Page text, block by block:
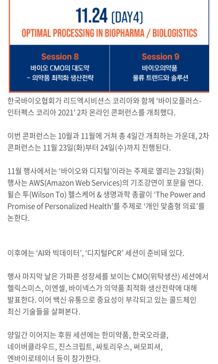
한국바이오협회가 리드엑시비션스 코리아와 함께 ‘바이오플러스-
인터펙스 코리아 2021’ 2차 온라인 콘퍼런스를 개최했다.
이번 콘퍼런스는 10월과 11월에 거쳐 총 4일간 개최하는 가운데, 2차
콘퍼런스는 11월 23일(화)부터 24일(수)까지 진행된다.
11월 행사에서는 ‘바이오와 디지털’이라는 주제로 열리는 23일(화)
행사는 AWS(Amazon Web Services)의 기조강연이 포문을 연다.
윌슨 투(Wilson To) 헬스케어 & 생명과학 총괄이 ‘The Power and
Promise of Personalized Health’를 주제로 ‘개인 맞춤형 의료’를
논한다.
이후에는 ‘AI와 빅데이터’, ‘디지털PCR’ 세션이 준비돼 있다.
행사 마지막 날은 가파른 성장세를 보이는 CMO(위탁생산) 세션에서
헬릭스미스, 이엔셀, 바이넥스가 의약품 최적화 생산전략에 대해
발표한다. 이어 백신 유통으로 중요성이 부각되고 있는 콜드체인
최신 기술들을 살펴본다.
양일간 이어지는 후원 세션에는 한미약품, 한국오라클,
네이버클라우드, 진스크립트, 싸토리우스, 써모피셔,
엔바이로테이너 등이 참가한다.